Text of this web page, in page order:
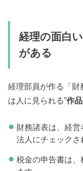
経理の面白
がある
経理部員が作る「
は人に見られる”作品
財務諸表は、経
法人にチェックさ
税金の申告書は